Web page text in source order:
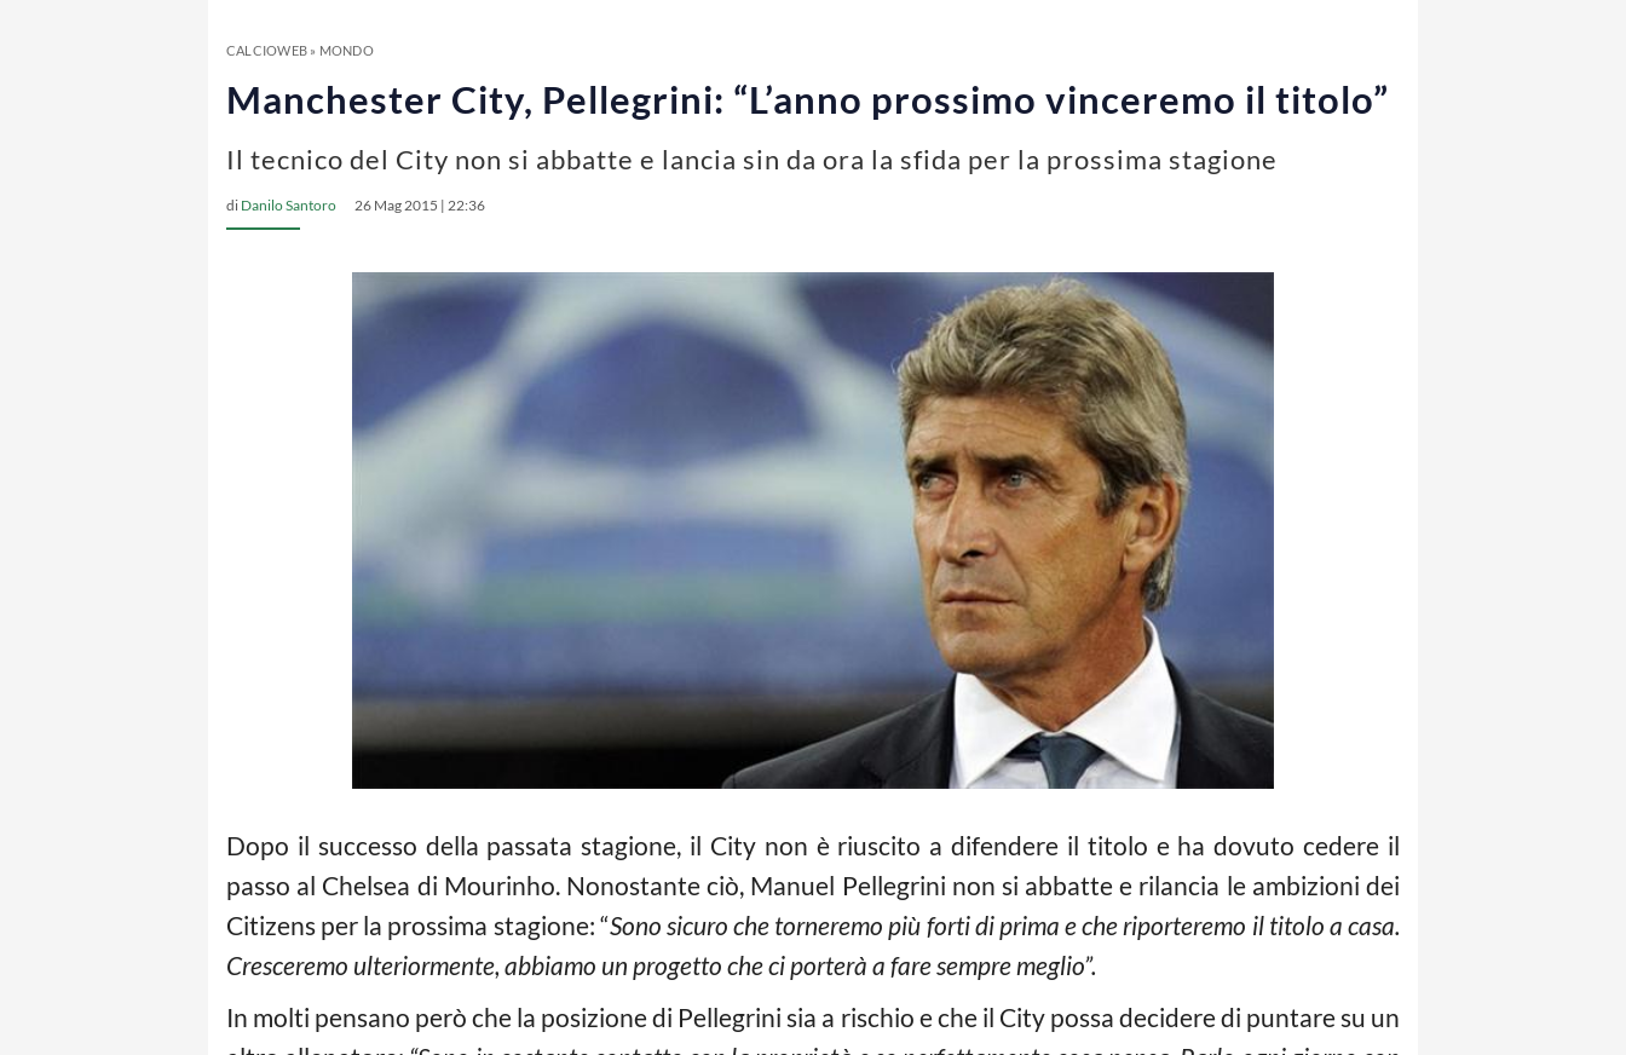
CALCIOWEB» MONDO
Manchester City, Pellegrini: “L’anno prossimo vinceremo il titolo”
Il tecnico del City non si abbatte e lancia sin da ora la sfida per la prossima stagione
di Danilo Santoro 26 Mag 2015 | 22:36
Dopo il successo della passata stagione, il City non è riuscito a difendere il titolo e ha dovuto cedere il
passo al Chelsea di Mourinho. Nonostante ciò, Manuel Pellegrini non si abbatte e rilancia le ambizioni dei
Citizens per la prossima stagione: “Sono sicuro che torneremo più forti di prima e che riporteremo il titolo a casa.
Cresceremo ulteriormente, abbiamo un progetto che ci porterà a fare sempre meglio”.
In molti pensano però che la posizione di Pellegrini sia a rischio e che il City possa decidere di puntare su un